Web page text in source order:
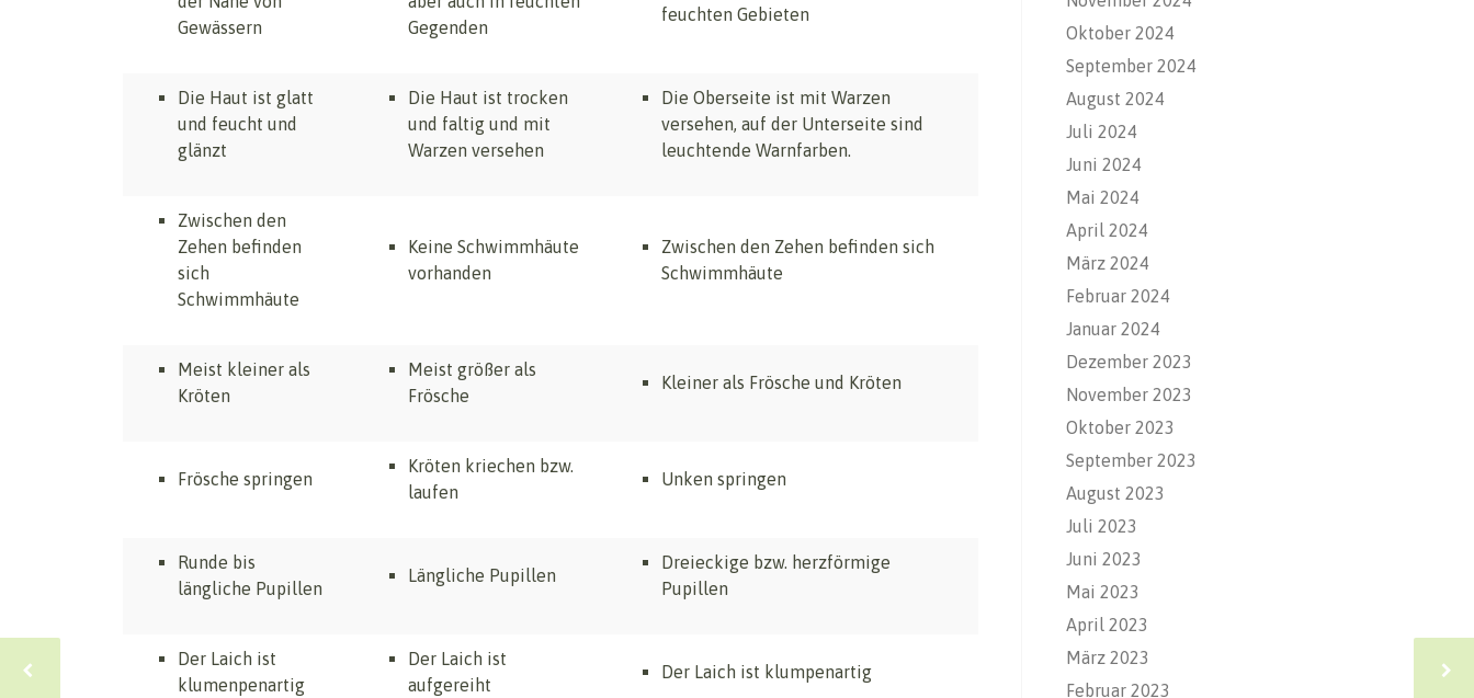
Gewässern
Gegenden
feuchten Gebieten
Die Haut ist glatt
und feucht und
glänzt
Die Haut ist trocken
und faltig und mit
Warzen versehen
Die Oberseite ist mit Warzen
versehen, auf der Unterseite sind
leuchtende Warnfarben.
Zwischen den
Zehen befinden
sich
Schwimmhäute
Keine Schwimmhäute
vorhanden
Zwischen den Zehen befinden sich
Schwimmhäute
Meist kleiner als
Kröten
Meist größer als
Frösche
Kleiner als Frösche und Kröten
Frösche springen
Kröten kriechen bzw.
laufen
Unken springen
Runde bis
längliche Pupillen
Längliche Pupillen
Dreieckige bzw. herzförmige
Pupillen
Der Laich ist
klumenpenartig
Der Laich ist
aufgereiht
Der Laich ist klumpenartig
Oktober 2024
September 2024
August 2024
Juli 2024
Juni 2024
Mai 2024
April 2024
März 2024
Februar 2024
Januar 2024
Dezember 2023
November 2023
Oktober 2023
September 2023
August 2023
Juli 2023
Juni 2023
Mai 2023
April 2023
März 2023
Februar 2023